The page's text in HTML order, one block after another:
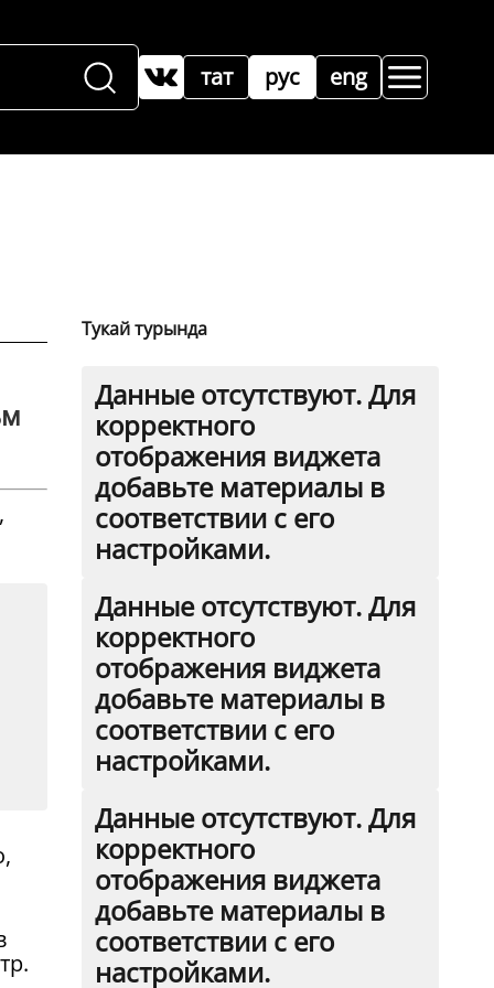
рус
тат eng
Тукай турында
Данные отсутствуют. Для
корректного
отображения виджета
добавьте материалы в
соответствии с его
настройками.
Данные отсутствуют. Для
корректного
отображения виджета
добавьте материалы в
соответствии с его
настройками.
Данные отсутствуют. Для
корректного
отображения виджета
добавьте материалы в
соответствии с его
настройками.